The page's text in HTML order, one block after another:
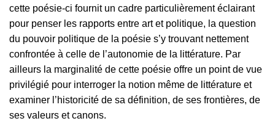
cette poésie-ci fournit un cadre particulièrement éclairant
pour penser les rapports entre art et politique, la question
du pouvoir politique de la poésie s’y trouvant nettement
confrontée à celle de l’autonomie de la littérature. Par
ailleurs la marginalité de cette poésie offre un point de vue
privilégié pour interroger la notion même de littérature et
examiner l’historicité de sa définition, de ses frontières, de
ses valeurs et canons.